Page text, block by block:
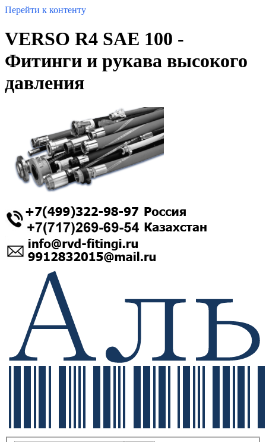
Перейти к контенту
VERSO R4 SAE 100 -
Фитинги и рукава высокого
давления